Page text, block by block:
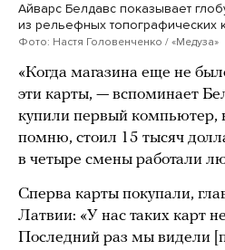
Айварс Белдавс показывает
из рельефных топографических
Фото: Настя Головенченко / «Медуза»
«Когда магазина еще не
эти карты, — вспоминает
купили первый компьютер,
помню, стоил 15 тысяч
в четыре смены работали
Сперва карты покупали,
Латвии: «У нас таких карт
Последний раз мы видели